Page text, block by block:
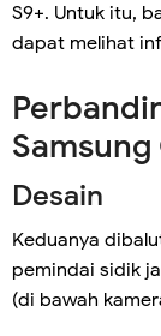
S9+. Untuk itu,
dapat melihat
Samsung
Desain
Keduanya
pemindai sidik
(di bawah